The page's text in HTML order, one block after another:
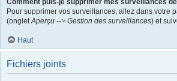
Comment puis-je supprimer mes surveillances
Pour supprimer vos surveillances, allez dans votre
(ongletAperçu --> Gestion des surveillances) et
Haut
Fichiers joints